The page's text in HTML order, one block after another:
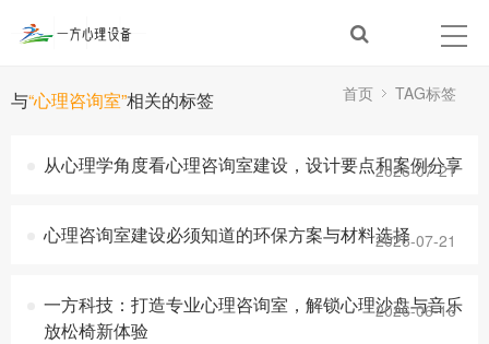
与“心理咨询室”相关的标签 首页 TAG标签
从心理学角度看心理咨询室建设，设计要点和案例分享
2026-07-21
心理咨询室建设必须知道的环保方案与材料选择2026-07-21
一方科技：打造专业心理咨询室，解锁心理沙盘与音乐
放松椅新体验
2026-06-16